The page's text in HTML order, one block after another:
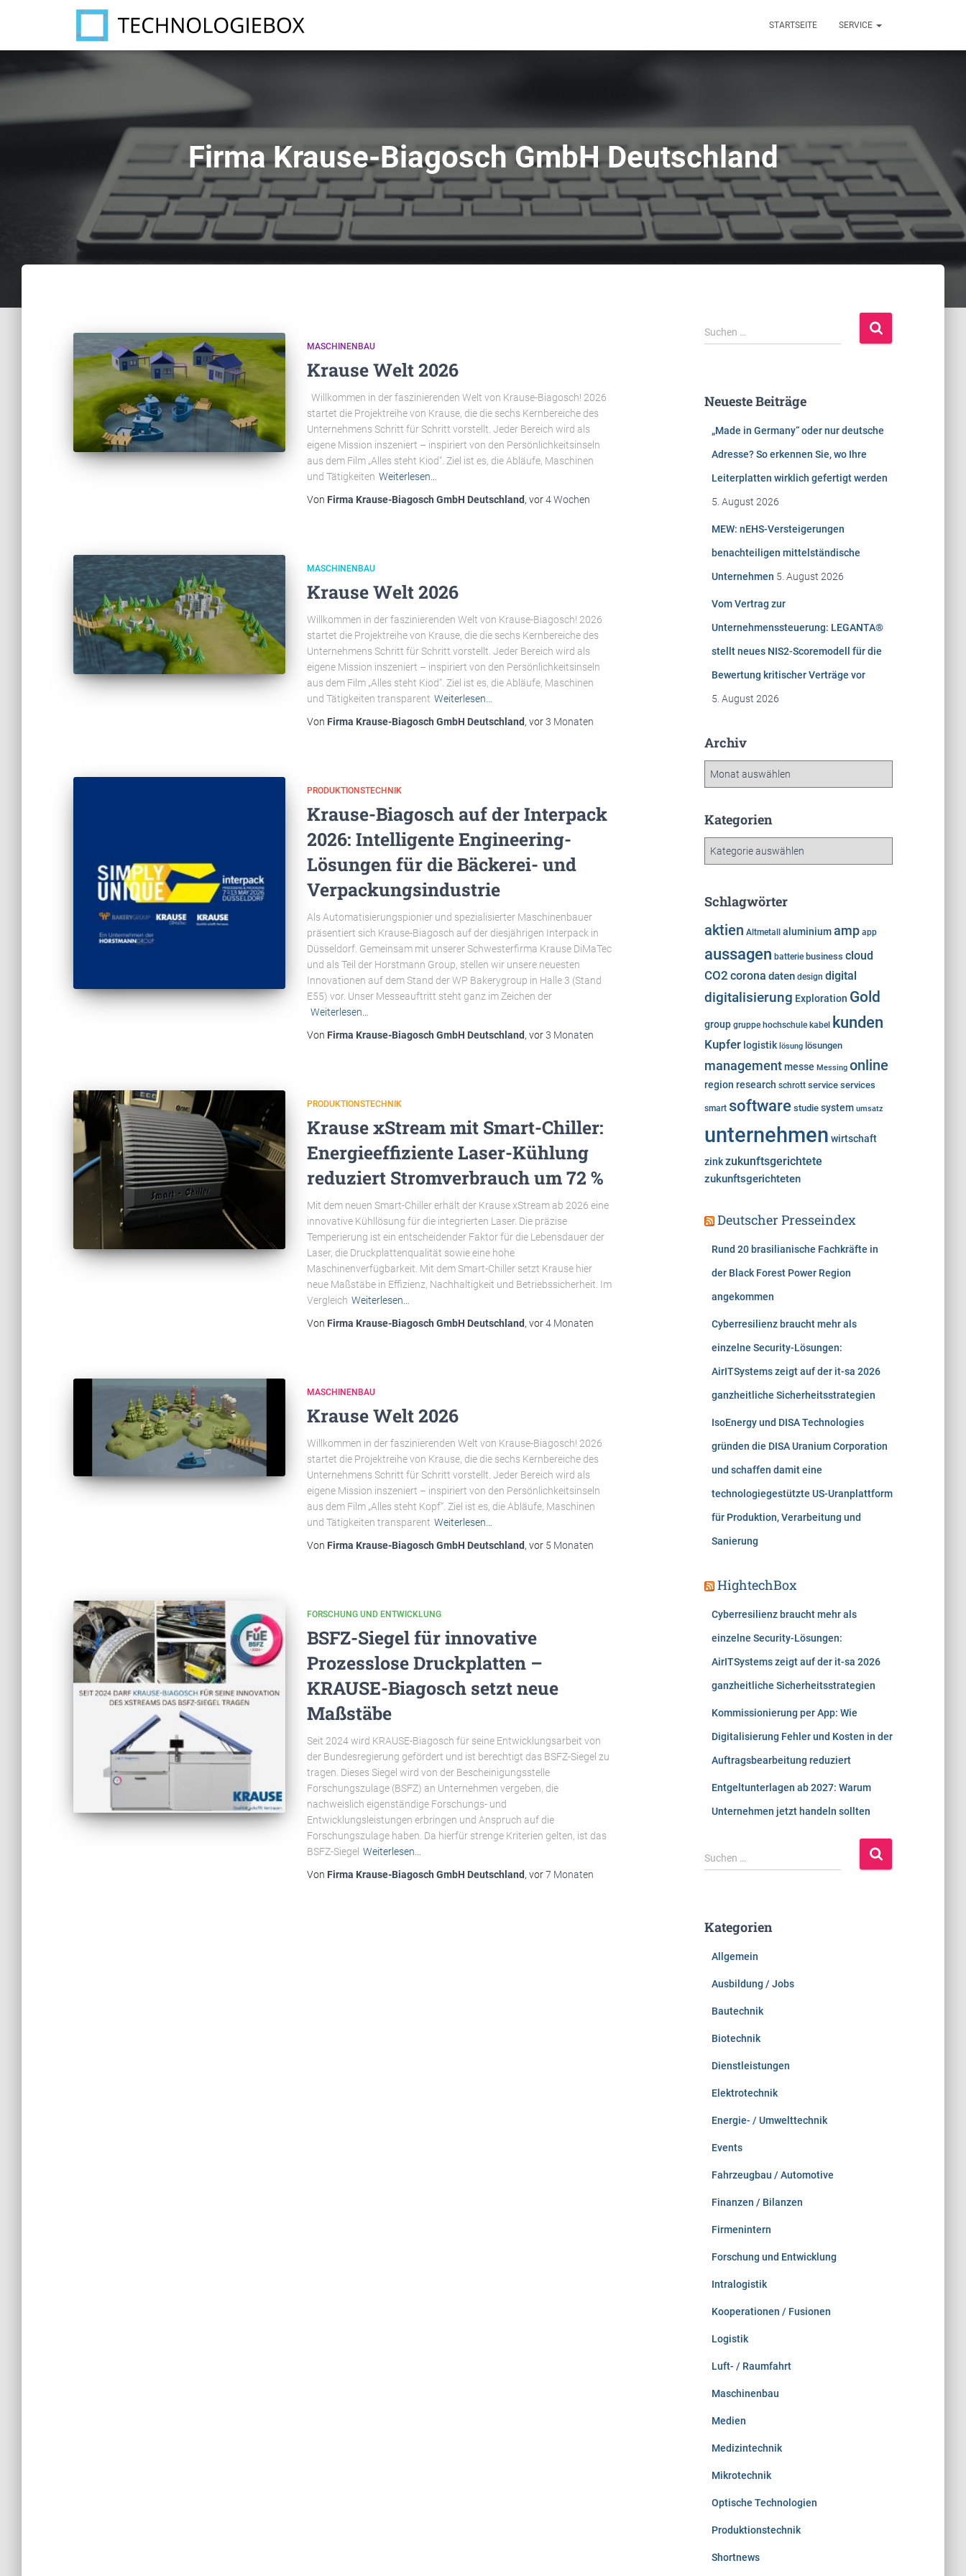
STARTSEITE SERVICE
Firma Krause-Biagosch GmbH Deutschland
MASCHINENBAU
Krause Welt 2026
Willkommen in der faszinierenden Welt von Krause-Biagosch! 2026
startet die Projektreihe von Krause, die die sechs Kernbereiche des
Unternehmens Schritt für Schritt vorstellt. Jeder Bereich wird als
eigene Mission inszeniert – inspiriert von den Persönlichkeitsinseln
aus dem Film „Alles steht Kiod“. Ziel ist es, die Abläufe, Maschinen
und Tätigkeiten Weiterlesen…
Von Firma Krause-Biagosch GmbH Deutschland, vor4 Wochen
MASCHINENBAU
Krause Welt 2026
Willkommen in der faszinierenden Welt von Krause-Biagosch! 2026
startet die Projektreihe von Krause, die die sechs Kernbereiche des
Unternehmens Schritt für Schritt vorstellt. Jeder Bereich wird als
eigene Mission inszeniert – inspiriert von den Persönlichkeitsinseln
aus dem Film „Alles steht Kiod“. Ziel ist es, die Abläufe, Maschinen
und Tätigkeiten transparent Weiterlesen…
Von Firma Krause-Biagosch GmbH Deutschland, vor3 Monaten
PRODUKTIONSTECHNIK
Krause-Biagosch auf der Interpack
2026: Intelligente Engineering-
Lösungen für die Bäckerei- und
Verpackungsindustrie
Als Automatisierungspionier und spezialisierter Maschinenbauer
präsentiert sich Krause-Biagosch auf der diesjährigen Interpack in
Düsseldorf. Gemeinsam mit unserer Schwesterfirma Krause DiMaTec
und als Teil der Horstmann Group, stellen wir unsere neuesten
Innovationen auf dem Stand der WP Bakerygroup in Halle 3 (Stand
E55) vor. Unser Messeauftritt steht ganz im Zeichen der
Weiterlesen…
Von Firma Krause-Biagosch GmbH Deutschland, vor3 Monaten
PRODUKTIONSTECHNIK
Krause xStream mit Smart-Chiller:
Energieeffiziente Laser-Kühlung
reduziert Stromverbrauch um 72 %
Mit dem neuen Smart-Chiller erhält der Krause xStream ab 2026 eine
innovative Kühllösung für die integrierten Laser. Die präzise
Temperierung ist ein entscheidender Faktor für die Lebensdauer der
Laser, die Druckplattenqualität sowie eine hohe
Maschinenverfügbarkeit. Mit dem Smart-Chiller setzt Krause hier
neue Maßstäbe in Effizienz, Nachhaltigkeit und Betriebssicherheit. Im
Vergleich Weiterlesen…
Von Firma Krause-Biagosch GmbH Deutschland, vor4 Monaten
MASCHINENBAU
Krause Welt 2026
Willkommen in der faszinierenden Welt von Krause-Biagosch! 2026
startet die Projektreihe von Krause, die die sechs Kernbereiche des
Unternehmens Schritt für Schritt vorstellt. Jeder Bereich wird als
eigene Mission inszeniert – inspiriert von den Persönlichkeitsinseln
aus dem Film „Alles steht Kopf“. Ziel ist es, die Abläufe, Maschinen
und Tätigkeiten transparent Weiterlesen…
Von Firma Krause-Biagosch GmbH Deutschland, vor 5 Monaten
FORSCHUNG UND ENTWICKLUNG
BSFZ-Siegel für innovative
Prozesslose Druckplatten –
KRAUSE-Biagosch setzt neue
Maßstäbe
Seit 2024 wird KRAUSE-Biagosch für seine Entwicklungsarbeit von
der Bundesregierung gefördert und ist berechtigt das BSFZ-Siegel zu
tragen. Dieses Siegel wird von der Bescheinigungsstelle
Forschungszulage (BSFZ) an Unternehmen vergeben, die
nachweislich eigenständige Forschungs- und
Entwicklungsleistungen erbringen und Anspruch auf die
Forschungszulage haben. Da hierfür strenge Kriterien gelten, ist das
BSFZ-Siegel Weiterlesen…
Von Firma Krause-Biagosch GmbH Deutschland, vor7 Monaten
S
u
n
Suchen …
Neueste Beiträge
„Made in Germany“ oder nur deutsche
Adresse? So erkennen Sie, wo Ihre
Leiterplatten wirklich gefertigt werden
5. August 2026
MEW: nEHS-Versteigerungen
benachteiligen mittelständische
Unternehmen 5. August 2026
Vom Vertrag zur
Unternehmenssteuerung: LEGANTA®
stellt neues NIS2-Scoremodell für die
Bewertung kritischer Verträge vor
5. August 2026
Archiv
h
Kategorien
g
i
e
Schlagwörter
aktien Altmetall aluminium amp app
aussagen batterie business cloud
CO2 corona daten design digital
digitalisierung Exploration Gold
group gruppe hochschule kabel kunden
Kupfer logistik lösung lösungen
management messe Messing online
region research schrott service services
smart software studie system umsatz
unternehmen wirtschaft
zink zukunftsgerichtete
zukunftsgerichteten
Deutscher Presseindex
Rund 20 brasilianische Fachkräfte in
der Black Forest Power Region
angekommen
Cyberresilienz braucht mehr als
einzelne Security-Lösungen:
AirITSystems zeigt auf der it-sa 2026
ganzheitliche Sicherheitsstrategien
IsoEnergy und DISA Technologies
gründen die DISA Uranium Corporation
und schaffen damit eine
technologiegestützte US-Uranplattform
für Produktion, Verarbeitung und
Sanierung
HightechBox
Cyberresilienz braucht mehr als
einzelne Security-Lösungen:
AirITSystems zeigt auf der it-sa 2026
ganzheitliche Sicherheitsstrategien
Kommissionierung per App: Wie
Digitalisierung Fehler und Kosten in der
Auftragsbearbeitung reduziert
Entgeltunterlagen ab 2027: Warum
Unternehmen jetzt handeln sollten
S
u
n
Suchen …
Kategorien
Allgemein
Ausbildung / Jobs
Bautechnik
Biotechnik
Dienstleistungen
Elektrotechnik
Energie- / Umwelttechnik
Events
Fahrzeugbau / Automotive
Finanzen / Bilanzen
Firmenintern
Forschung und Entwicklung
Intralogistik
Kooperationen / Fusionen
Logistik
Luft- / Raumfahrt
Maschinenbau
Medien
Medizintechnik
Mikrotechnik
Optische Technologien
Produktionstechnik
Shortnews